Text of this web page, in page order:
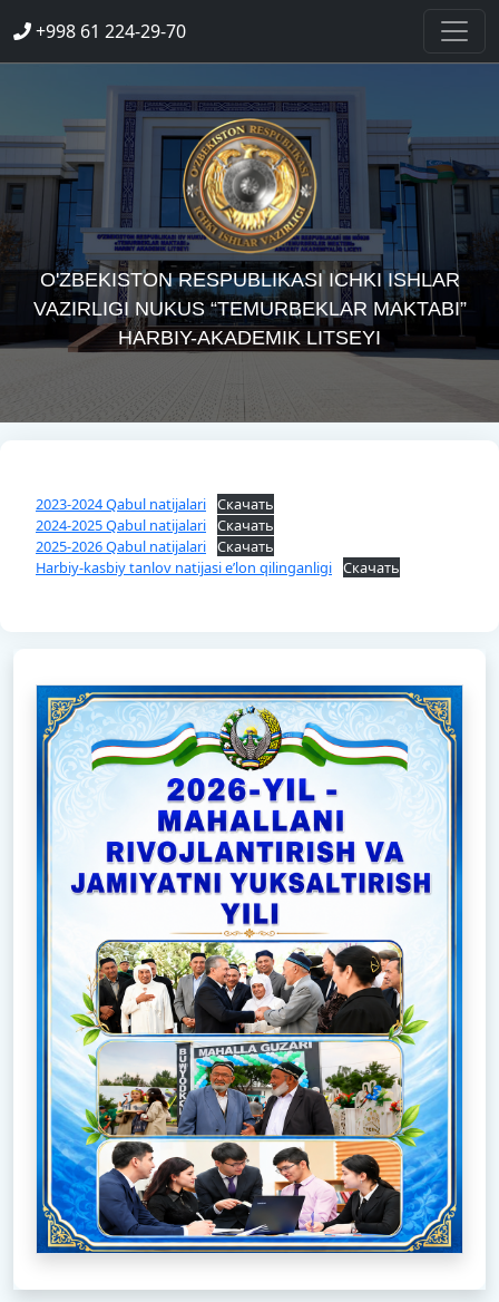
+998 61 224-29-70
O'ZBEKISTON RESPUBLIKASI ICHKI ISHLAR
VAZIRLIGI NUKUS “TEMURBEKLAR MAKTABI”
HARBIY-AKADEMIK LITSEYI
2023-2024 Qabul natijalari Скачать
2024-2025 Qabul natijalari Скачать
2025-2026 Qabul natijalari Скачать
Harbiy-kasbiy tanlov natijasi e’lon qilinganligi Скачать